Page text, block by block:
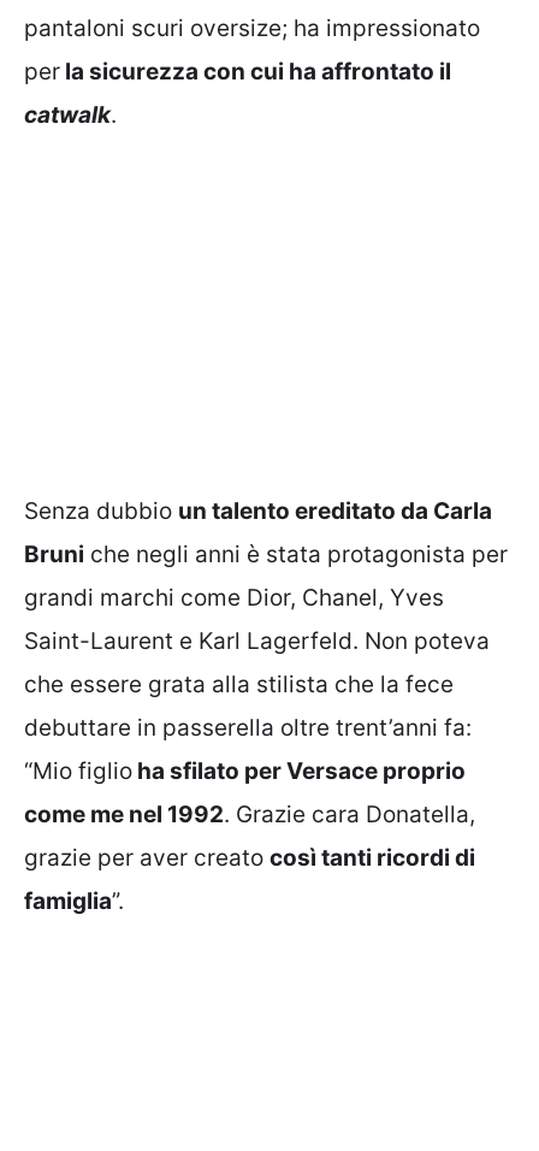
pantaloni scuri oversize; ha impressionato
per la sicurezza con cui ha affrontato il
catwalk.
Senza dubbio un talento ereditato da Carla
Bruni che negli anni è stata protagonista per
grandi marchi come Dior, Chanel, Yves
Saint-Laurent e Karl Lagerfeld. Non poteva
che essere grata alla stilista che la fece
debuttare in passerella oltre trent’anni fa:
“Mio figlio ha sfilato per Versace proprio
come me nel 1992. Grazie cara Donatella,
grazie per aver creato così tanti ricordi di
famiglia”.